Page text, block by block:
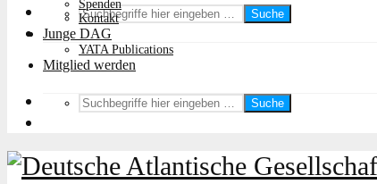
Suche
Spenden
Kontakt
Junge DAG
YATA Publications
Mitglied werden
Suche